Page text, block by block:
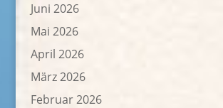
Juni 2026
Mai 2026
April 2026
März 2026
Februar 2026